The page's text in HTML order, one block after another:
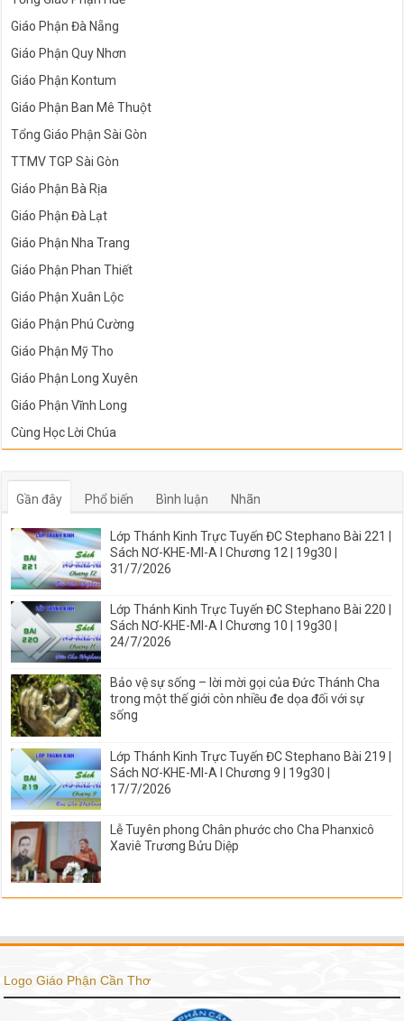
Giáo Phận Đà Nẵng
Giáo Phận Quy Nhơn
Giáo Phận Kontum
Giáo Phận Ban Mê Thuột
Tổng Giáo Phận Sài Gòn
TTMV TGP Sài Gòn
Giáo Phận Bà Rịa
Giáo Phận Đà Lạt
Giáo Phận Nha Trang
Giáo Phận Phan Thiết
Giáo Phận Xuân Lộc
Giáo Phận Phú Cường
Giáo Phận Mỹ Tho
Giáo Phận Long Xuyên
Giáo Phận Vĩnh Long
Cùng Học Lời Chúa
Gần đây Phổ biến Bình luận Nhãn
Lớp Thánh Kinh Trực Tuyến ĐC Stephano Bài 221 |
Sách NƠ-KHE-MI-A I Chương 12 | 19g30 |
31/7/2026
Lớp Thánh Kinh Trực Tuyến ĐC Stephano Bài 220 |
Sách NƠ-KHE-MI-A I Chương 10 | 19g30 |
24/7/2026
Bảo vệ sự sống – lời mời gọi của Đức Thánh Cha
trong một thế giới còn nhiều đe dọa đối với sự
sống
Lớp Thánh Kinh Trực Tuyến ĐC Stephano Bài 219 |
Sách NƠ-KHE-MI-A I Chương 9 | 19g30 |
17/7/2026
Lễ Tuyên phong Chân phước cho Cha Phanxicô
Xaviê Trương Bửu Diệp
Logo Giáo Phận Cần Thơ